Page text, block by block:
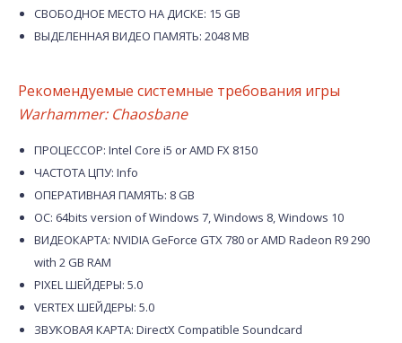
СВОБОДНОЕ МЕСТО НА ДИСКЕ: 15 GB
ВЫДЕЛЕННАЯ ВИДЕО ПАМЯТЬ: 2048 MB
Рекомендуемые системные требования игры
Warhammer: Chaosbane
ПРОЦЕССОР: Intel Core i5 or AMD FX 8150
ЧАСТОТА ЦПУ: Info
ОПЕРАТИВНАЯ ПАМЯТЬ: 8 GB
ОС: 64bits version of Windows 7, Windows 8, Windows 10
ВИДЕОКАРТА: NVIDIA GeForce GTX 780 or AMD Radeon R9 290
with 2 GB RAM
PIXEL ШЕЙДЕРЫ: 5.0
VERTEX ШЕЙДЕРЫ: 5.0
ЗВУКОВАЯ КАРТА: DirectX Compatible Soundcard